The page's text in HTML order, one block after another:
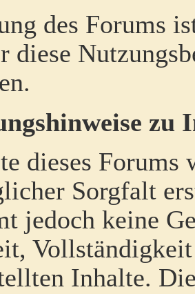
des Forums
diese
zu
dieses Forums
Sorgfalt
jedoch keine
Inhalte.